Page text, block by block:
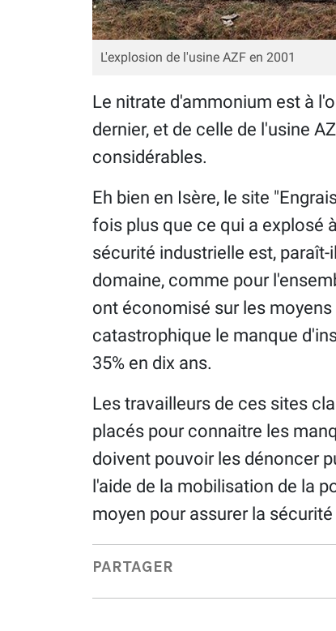
L'explosion de l'usine AZF en 2001
Le nitrate d'ammonium est à
dernier, et de celle de l'usine
considérables.
Eh bien en Isère, le site
fois plus que ce qui a explosé
sécurité industrielle est,
domaine, comme pour
ont économisé sur les moyens
catastrophique le manque
35% en dix ans.
Les travailleurs de ces sites
placés pour connaitre les
doivent pouvoir les dénoncer
l'aide de la mobilisation de la
moyen pour assurer la
PARTAGER